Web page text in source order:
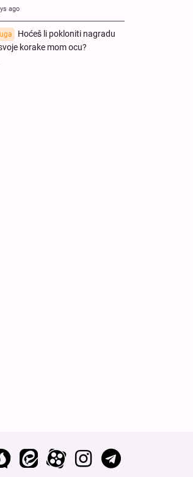
ago
Hoćeš li pokloniti nagradu
korake mom ocu?